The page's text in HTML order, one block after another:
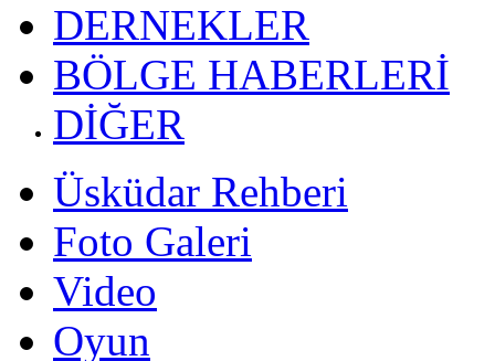
DERNEKLER
BÖLGE HABERLERİ
DİĞER
Üsküdar Rehberi
Foto Galeri
Video
Oyun